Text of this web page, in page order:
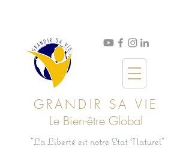
GRANDIR SA VIE
Le Bien-être Global
"La Liberté est notre Etat Naturel"